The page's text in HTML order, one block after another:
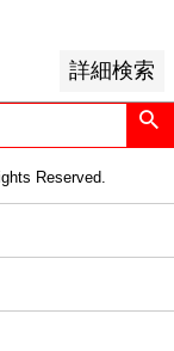
詳細検索
Reserved.